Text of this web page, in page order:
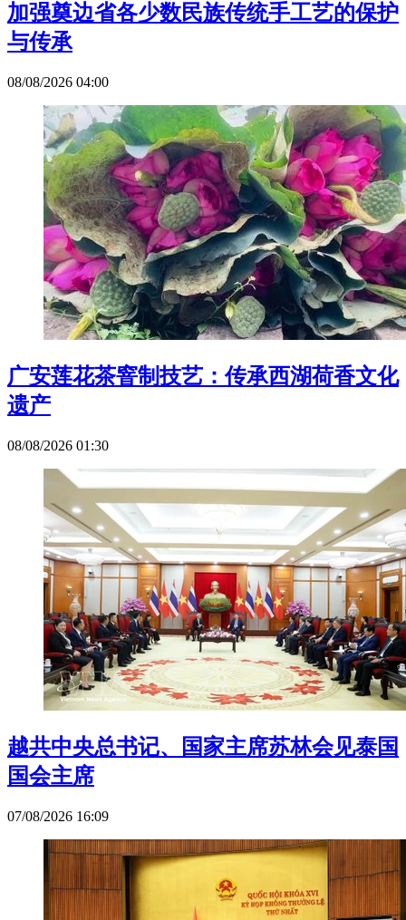
加强奠边省各少数民族传统手工艺的保护
与传承
08/08/2026 04:00
广安莲花茶窨制技艺：传承西湖荷香文化
遗产
08/08/2026 01:30
越共中央总书记、国家主席苏林会见泰国
国会主席
07/08/2026 16:09